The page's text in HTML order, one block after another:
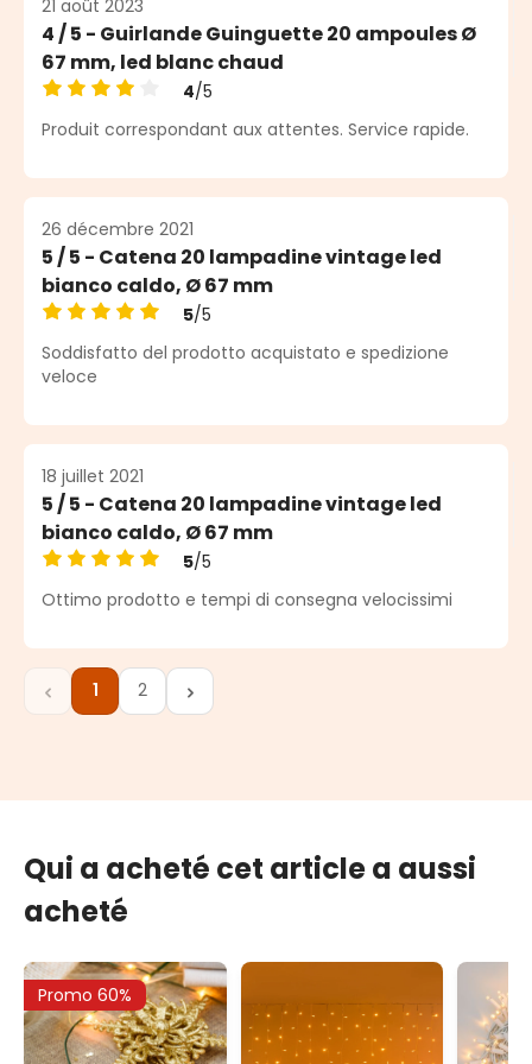
21 août 2023
4 / 5 - Guirlande Guinguette 20 ampoules Ø
67 mm, led blanc chaud
Note moyenne de 4 sur 5 étoiles
4/5
Produit correspondant aux attentes. Service rapide.
26 décembre 2021
5 / 5 - Catena 20 lampadine vintage led
bianco caldo, Ø 67 mm
Note moyenne de 5 sur 5 étoiles
5/5
Soddisfatto del prodotto acquistato e spedizione
veloce
18 juillet 2021
5 / 5 - Catena 20 lampadine vintage led
bianco caldo, Ø 67 mm
Note moyenne de 5 sur 5 étoiles
5/5
Ottimo prodotto e tempi di consegna velocissimi
Page
1 Page
2
Qui a acheté cet article a aussi
acheté
Promo 60%